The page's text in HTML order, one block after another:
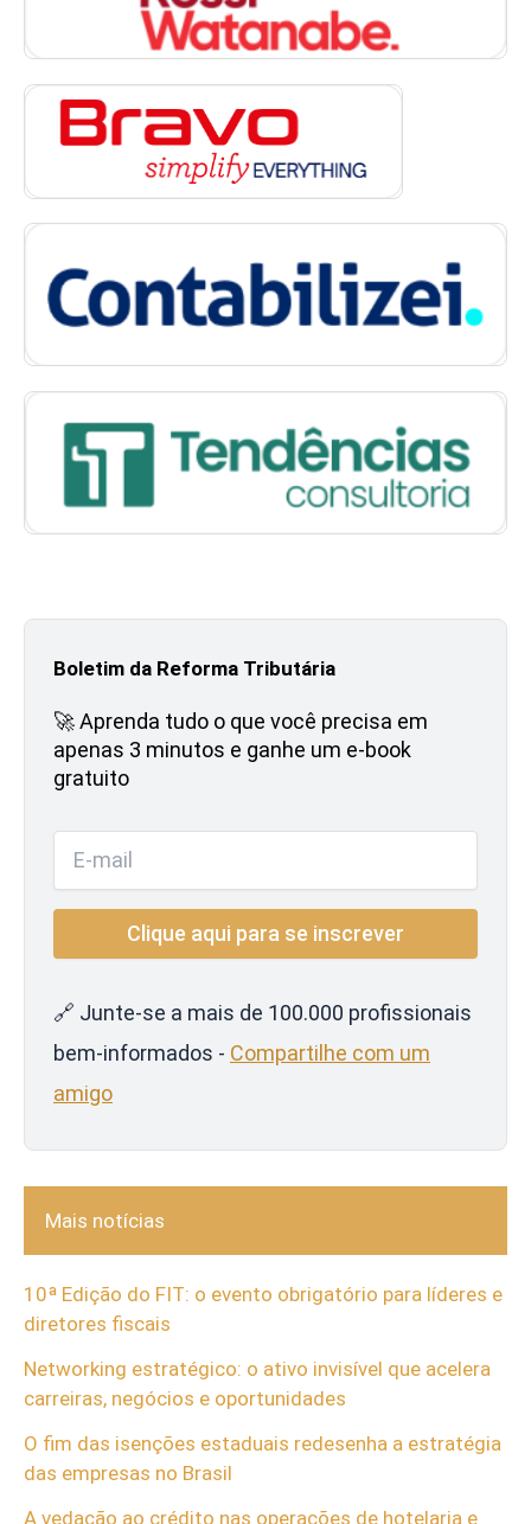
Boletim da Reforma Tributária
🚀 Aprenda tudo o que você precisa em
apenas 3 minutos e ganhe um e-book
gratuito
🔗 Junte-se a mais de 100.000 profissionais
bem-informados - Compartilhe com um
amigo
Mais notícias
10ª Edição do FIT: o evento obrigatório para líderes e
diretores fiscais
Networking estratégico: o ativo invisível que acelera
carreiras, negócios e oportunidades
O fim das isenções estaduais redesenha a estratégia
das empresas no Brasil
A vedação ao crédito nas operações de hotelaria e